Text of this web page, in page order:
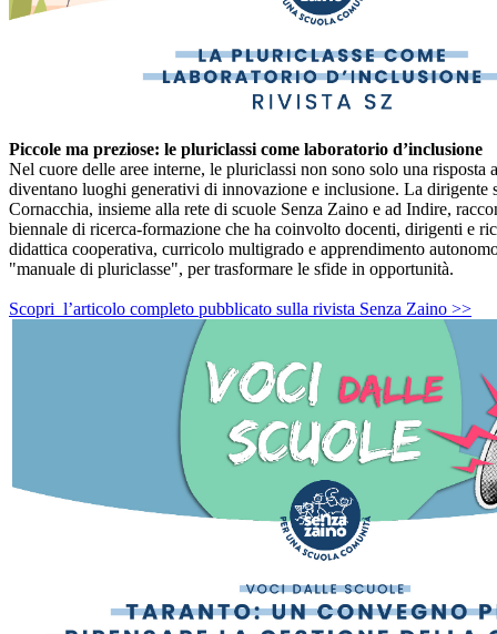
Piccole ma preziose: le pluriclassi come laboratorio d’inclusione
Nel cuore delle aree interne, le pluriclassi non sono solo una risposta
diventano luoghi generativi di innovazione e inclusione. La dirigente
Cornacchia, insieme alla rete di scuole Senza Zaino e ad Indire,
biennale di ricerca-formazione che ha coinvolto docenti, dirigenti e
didattica cooperativa, curricolo multigrado e apprendimento
"manuale di pluriclasse", per trasformare le sfide in opportunità.
Scopri l’articolo completo pubblicato sulla rivista Senza Zaino >>